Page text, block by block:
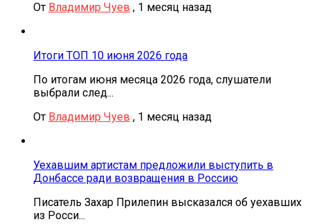
От Владимир Чуев , 1 месяц назад
Итоги ТОП 10 июня 2026 года
По итогам июня месяца 2026 года, слушатели
выбрали след...
От Владимир Чуев , 1 месяц назад
Уехавшим артистам предложили выступить в
Донбассе ради возвращения в Россию
Писатель Захар Прилепин высказался об уехавших
из Росси...